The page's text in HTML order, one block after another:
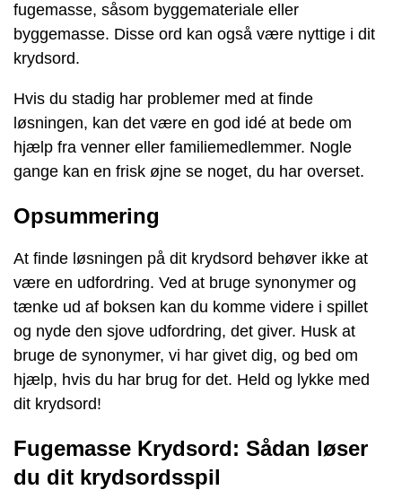
fugemasse, såsom byggemateriale eller
byggemasse. Disse ord kan også være nyttige i dit
krydsord.
Hvis du stadig har problemer med at finde
løsningen, kan det være en god idé at bede om
hjælp fra venner eller familiemedlemmer. Nogle
gange kan en frisk øjne se noget, du har overset.
Opsummering
At finde løsningen på dit krydsord behøver ikke at
være en udfordring. Ved at bruge synonymer og
tænke ud af boksen kan du komme videre i spillet
og nyde den sjove udfordring, det giver. Husk at
bruge de synonymer, vi har givet dig, og bed om
hjælp, hvis du har brug for det. Held og lykke med
dit krydsord!
Fugemasse Krydsord: Sådan løser
du dit krydsordsspil